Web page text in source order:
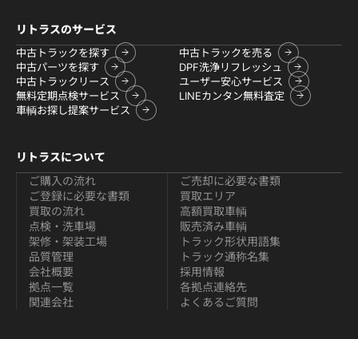
リトラスのサービス
中古トラックを探す
中古トラックを売る
中古パーツを探す
DPF洗浄リフレッシュ
中古トラックリース
ユーザー安心サービス
無料定期点検サービス
LINEカンタン無料査定
車輌お探し提案サービス
リトラスについて
ご購入の流れ
ご登録に必要な書類
買取の流れ
ご売却に必要な書類
買取エリア
高額買取車輌
点検・洗車場
架修・架装工場
品質管理
販売済み車輌
トラック形状用語集
トラック通称名集
会社概要
拠点一覧
関連会社
採用情報
各拠点連絡先
よくあるご質問